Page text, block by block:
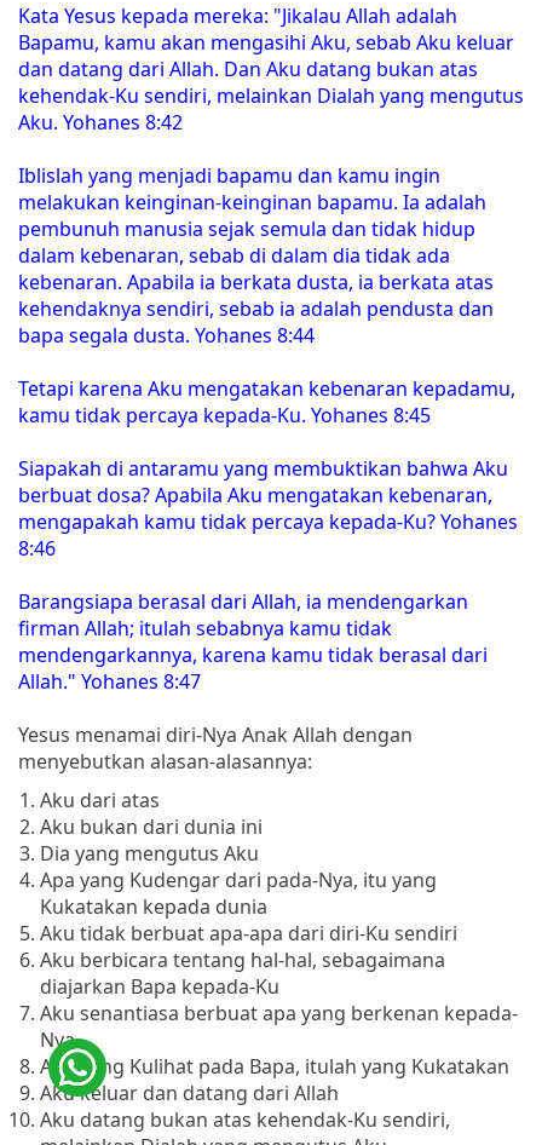
Kata Yesus kepada mereka: "Jikalau Allah adalah
Bapamu, kamu akan mengasihi Aku, sebab Aku keluar
dan datang dari Allah. Dan Aku datang bukan atas
kehendak-Ku sendiri, melainkan Dialah yang mengutus
Aku. Yohanes 8:42
Iblislah yang menjadi bapamu dan kamu ingin
melakukan keinginan-keinginan bapamu. Ia adalah
pembunuh manusia sejak semula dan tidak hidup
dalam kebenaran, sebab di dalam dia tidak ada
kebenaran. Apabila ia berkata dusta, ia berkata atas
kehendaknya sendiri, sebab ia adalah pendusta dan
bapa segala dusta. Yohanes 8:44
Tetapi karena Aku mengatakan kebenaran kepadamu,
kamu tidak percaya kepada-Ku. Yohanes 8:45
Siapakah di antaramu yang membuktikan bahwa Aku
berbuat dosa? Apabila Aku mengatakan kebenaran,
mengapakah kamu tidak percaya kepada-Ku? Yohanes
8:46
Barangsiapa berasal dari Allah, ia mendengarkan
firman Allah; itulah sebabnya kamu tidak
mendengarkannya, karena kamu tidak berasal dari
Allah." Yohanes 8:47
Yesus menamai diri-Nya Anak Allah dengan
menyebutkan alasan-alasannya:
Aku dari atas
Aku bukan dari dunia ini
Dia yang mengutus Aku
Apa yang Kudengar dari pada-Nya, itu yang
Kukatakan kepada dunia
Aku tidak berbuat apa-apa dari diri-Ku sendiri
Aku berbicara tentang hal-hal, sebagaimana
diajarkan Bapa kepada-Ku
Aku senantiasa berbuat apa yang berkenan kepada-
Nya
Apa yang Kulihat pada Bapa, itulah yang Kukatakan
Aku keluar dan datang dari Allah
Aku datang bukan atas kehendak-Ku sendiri,